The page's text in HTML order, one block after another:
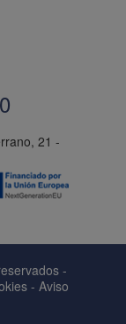
21 -
-
- Aviso